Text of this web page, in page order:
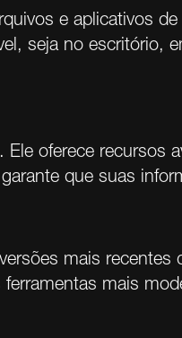
e aplicativos
seja no
oferece
que suas
mais
mais